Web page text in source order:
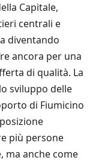
Capitale,
centrali e
diventando
ancora per una
di qualità. La
sviluppo delle
di Fiumicino
più persone
ma anche come